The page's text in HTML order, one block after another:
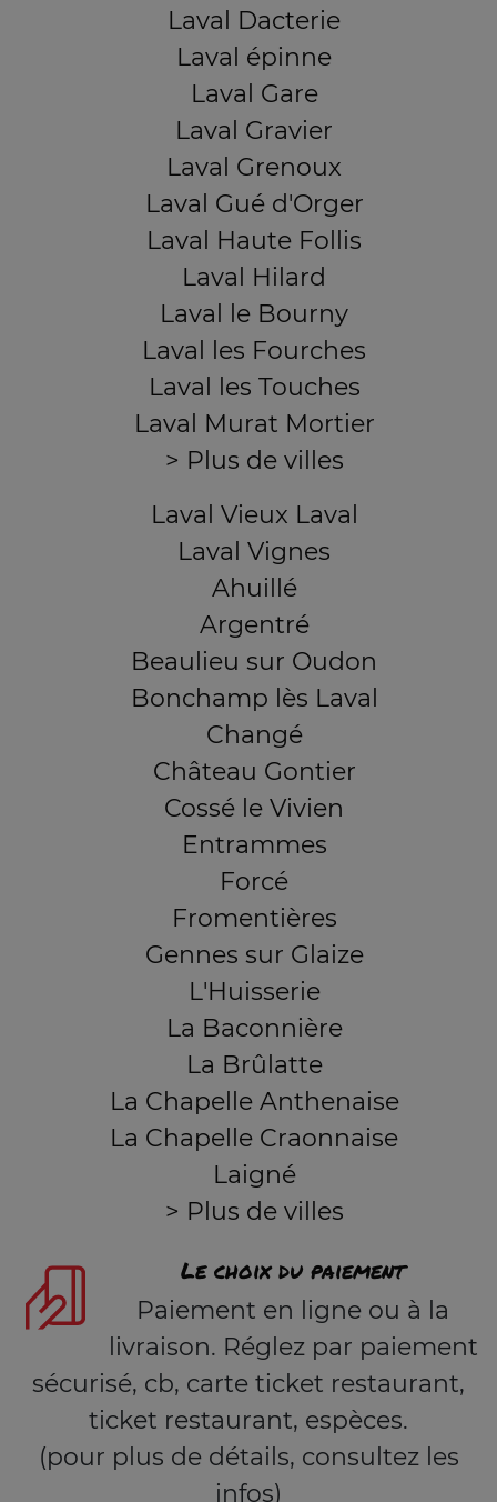
Laval Dacterie
Laval épinne
Laval Gare
Laval Gravier
Laval Grenoux
Laval Gué d'Orger
Laval Haute Follis
Laval Hilard
Laval le Bourny
Laval les Fourches
Laval les Touches
Laval Murat Mortier
> Plus de villes
Laval Vieux Laval
Laval Vignes
Ahuillé
Argentré
Beaulieu sur Oudon
Bonchamp lès Laval
Changé
Château Gontier
Cossé le Vivien
Entrammes
Forcé
Fromentières
Gennes sur Glaize
L'Huisserie
La Baconnière
La Brûlatte
La Chapelle Anthenaise
La Chapelle Craonnaise
Laigné
> Plus de villes
Le choix du paiement
Paiement en ligne ou à la
livraison. Réglez par paiement
sécurisé, cb, carte ticket restaurant,
ticket restaurant, espèces.
(pour plus de détails, consultez les
infos)